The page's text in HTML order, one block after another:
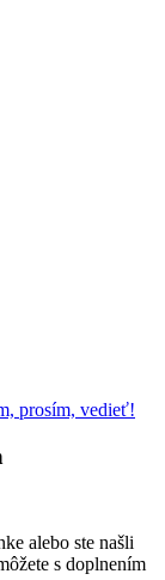
prosím, vedieť!
alebo ste našli
s doplnením